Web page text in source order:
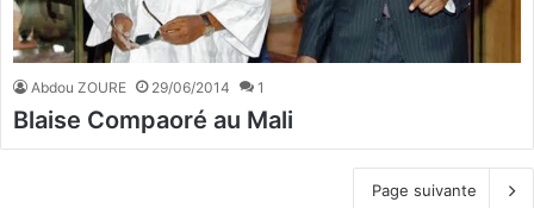
Abdou ZOURE 29/06/2014 1
Blaise Compaoré au Mali
Page suivante